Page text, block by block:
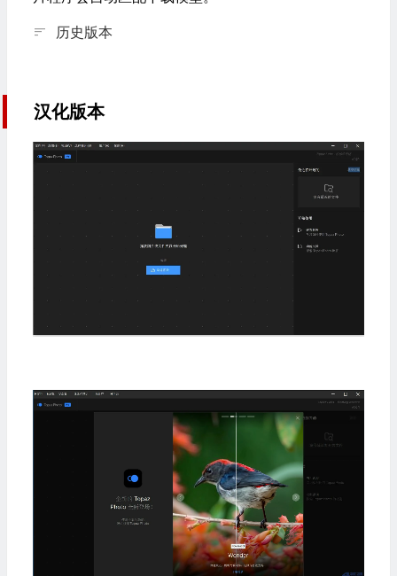
历史版本
汉化版本